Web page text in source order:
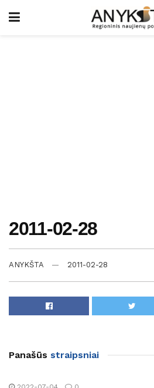
2011-02-28
ANYKŠTA 2011-02-28
Panašūs straipsniai